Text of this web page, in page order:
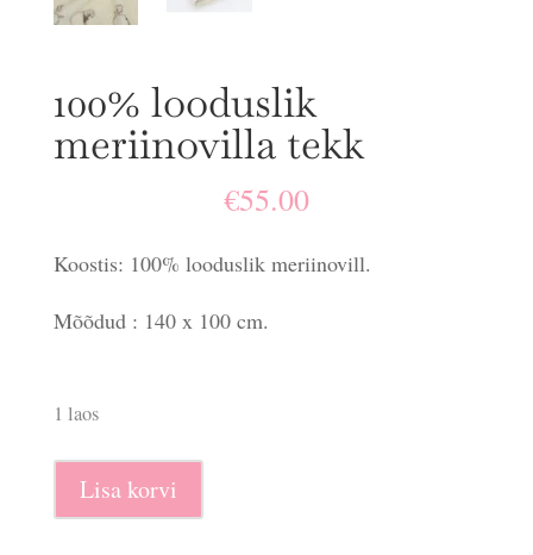
100% looduslik
meriinovilla tekk
€55.00
Koostis: 100% looduslik meriinovill.
Mõõdud : 140 x 100 cm.
1 laos
100%
looduslik
Lisa korvi